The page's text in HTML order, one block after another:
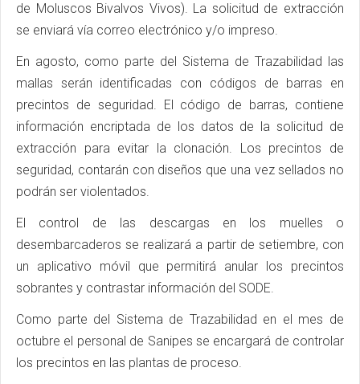
de Moluscos Bivalvos Vivos). La solicitud de extracción
se enviará vía correo electrónico y/o impreso.
En agosto, como parte del Sistema de Trazabilidad las
mallas serán identificadas con códigos de barras en
precintos de seguridad. El código de barras, contiene
información encriptada de los datos de la solicitud de
extracción para evitar la clonación. Los precintos de
seguridad, contarán con diseños que una vez sellados no
podrán ser violentados.
El control de las descargas en los muelles o
desembarcaderos se realizará a partir de setiembre, con
un aplicativo móvil que permitirá anular los precintos
sobrantes y contrastar información del SODE.
Como parte del Sistema de Trazabilidad en el mes de
octubre el personal de Sanipes se encargará de controlar
los precintos en las plantas de proceso.